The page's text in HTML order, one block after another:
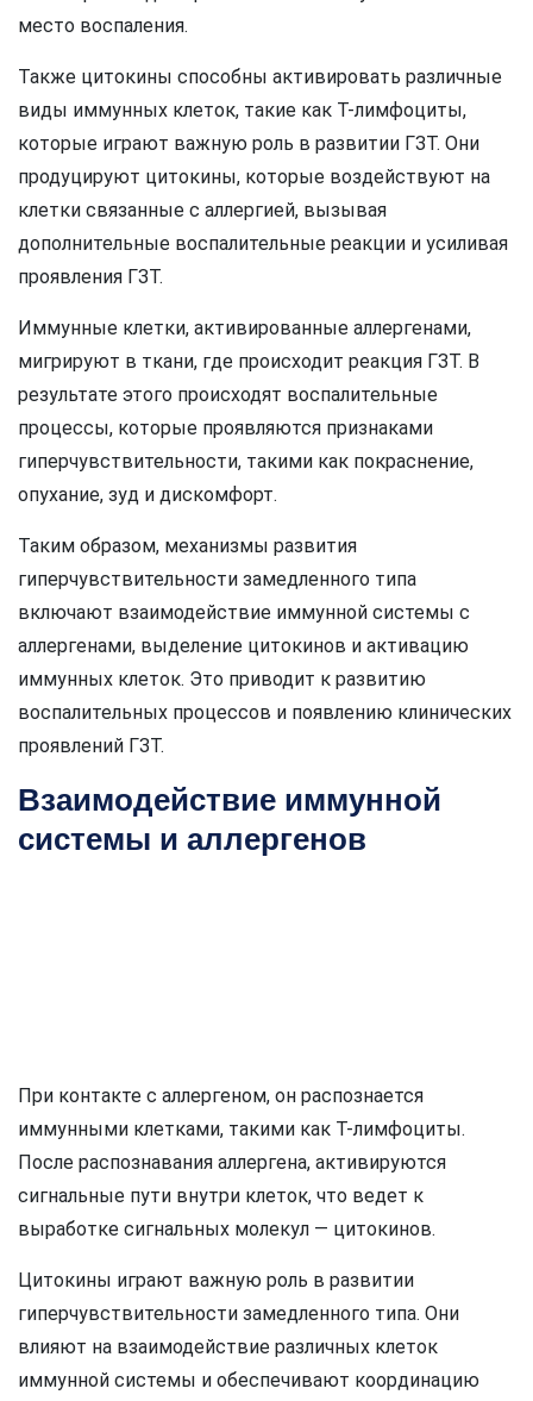
место воспаления.
Также цитокины способны активировать различные
виды иммунных клеток, такие как Т-лимфоциты,
которые играют важную роль в развитии ГЗТ. Они
продуцируют цитокины, которые воздействуют на
клетки связанные с аллергией, вызывая
дополнительные воспалительные реакции и усиливая
проявления ГЗТ.
Иммунные клетки, активированные аллергенами,
мигрируют в ткани, где происходит реакция ГЗТ. В
результате этого происходят воспалительные
процессы, которые проявляются признаками
гиперчувствительности, такими как покраснение,
опухание, зуд и дискомфорт.
Таким образом, механизмы развития
гиперчувствительности замедленного типа
включают взаимодействие иммунной системы с
аллергенами, выделение цитокинов и активацию
иммунных клеток. Это приводит к развитию
воспалительных процессов и появлению клинических
проявлений ГЗТ.
Взаимодействие иммунной
системы и аллергенов
При контакте с аллергеном, он распознается
иммунными клетками, такими как Т-лимфоциты.
После распознавания аллергена, активируются
сигнальные пути внутри клеток, что ведет к
выработке сигнальных молекул — цитокинов.
Цитокины играют важную роль в развитии
гиперчувствительности замедленного типа. Они
влияют на взаимодействие различных клеток
иммунной системы и обеспечивают координацию